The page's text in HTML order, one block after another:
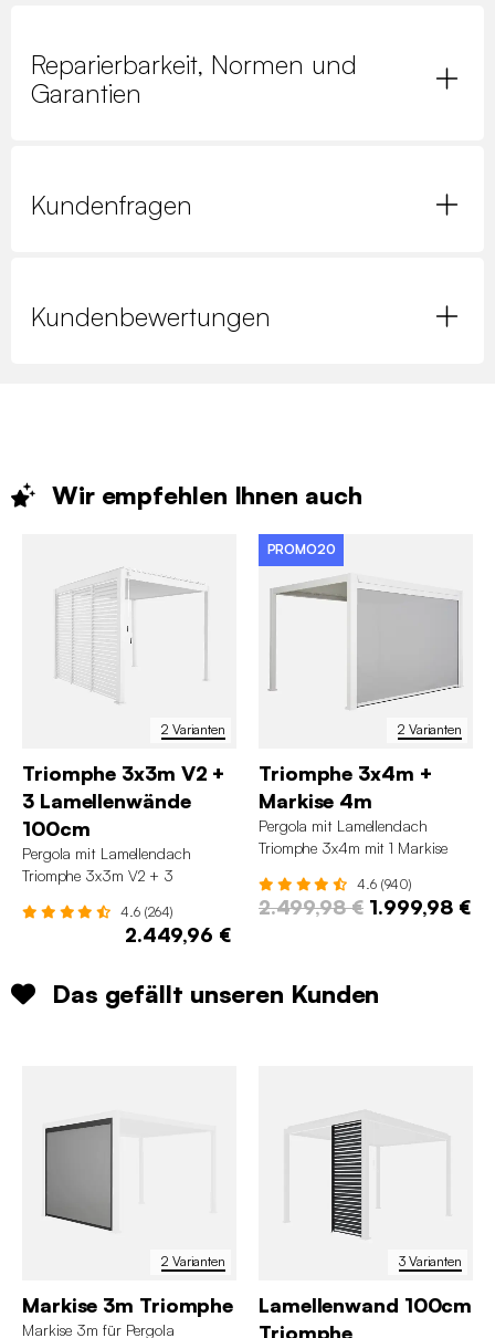
Reparierbarkeit, Normen und
Garantien
Kundenfragen
Kundenbewertungen
Wir empfehlen Ihnen auch
2 Varianten
Triomphe 3x3m V2 +
3 Lamellenwände
100cm
Pergola mit Lamellendach
Triomphe 3x3m V2 + 3
4.6 (264)
2.449,96 €
2 Varianten
PROMO20
Triomphe 3x4m +
Markise 4m
Pergola mit Lamellendach
Triomphe 3x4m mit 1 Markise
4.6 (940)
2.499,98 € 1.999,98 €
Das gefällt unseren Kunden
2 Varianten
Markise 3m Triomphe
Markise 3m für Pergola
3 Varianten
Lamellenwand 100cm
Triomphe